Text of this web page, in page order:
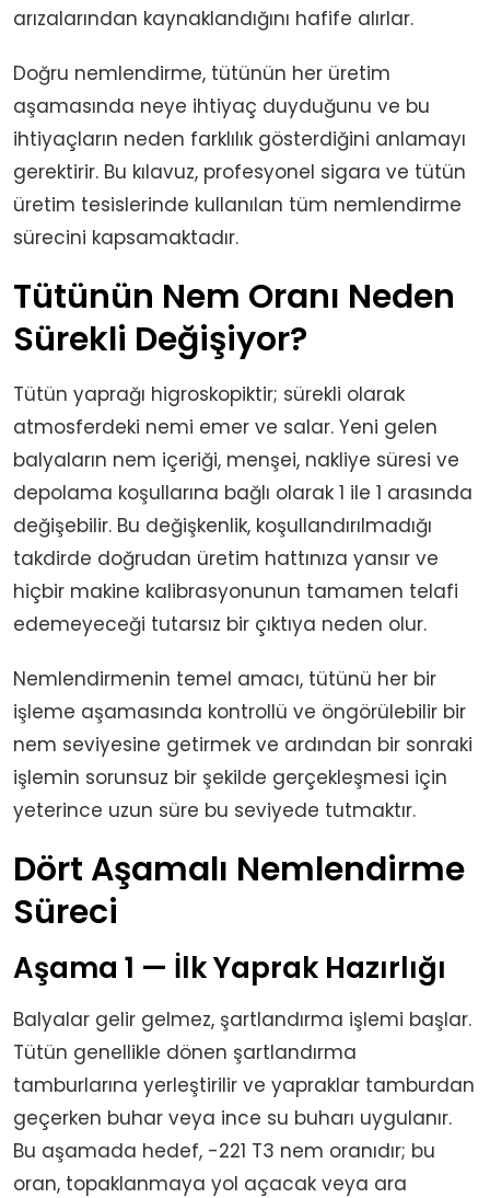
arızalarından kaynaklandığını hafife alırlar.
Doğru nemlendirme, tütünün her üretim
aşamasında neye ihtiyaç duyduğunu ve bu
ihtiyaçların neden farklılık gösterdiğini anlamayı
gerektirir. Bu kılavuz, profesyonel sigara ve tütün
üretim tesislerinde kullanılan tüm nemlendirme
sürecini kapsamaktadır.
Tütünün Nem Oranı Neden
Sürekli Değişiyor?
Tütün yaprağı higroskopiktir; sürekli olarak
atmosferdeki nemi emer ve salar. Yeni gelen
balyaların nem içeriği, menşei, nakliye süresi ve
depolama koşullarına bağlı olarak 1 ile 1 arasında
değişebilir. Bu değişkenlik, koşullandırılmadığı
takdirde doğrudan üretim hattınıza yansır ve
hiçbir makine kalibrasyonunun tamamen telafi
edemeyeceği tutarsız bir çıktıya neden olur.
Nemlendirmenin temel amacı, tütünü her bir
işleme aşamasında kontrollü ve öngörülebilir bir
nem seviyesine getirmek ve ardından bir sonraki
işlemin sorunsuz bir şekilde gerçekleşmesi için
yeterince uzun süre bu seviyede tutmaktır.
Dört Aşamalı Nemlendirme
Süreci
Aşama 1 — İlk Yaprak Hazırlığı
Balyalar gelir gelmez, şartlandırma işlemi başlar.
Tütün genellikle dönen şartlandırma
tamburlarına yerleştirilir ve yapraklar tamburdan
geçerken buhar veya ince su buharı uygulanır.
Bu aşamada hedef, -221 T3 nem oranıdır; bu
oran, topaklanmaya yol açacak veya ara